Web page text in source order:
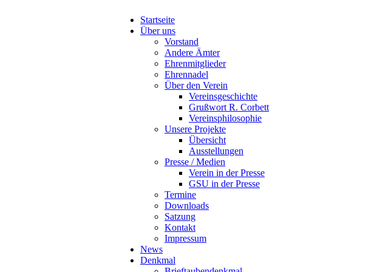
Startseite
Über uns
Vorstand
Andere Ämter
Ehrenmitglieder
Ehrennadel
Über den Verein
Vereinsgeschichte
Grußwort R. Corbett
Vereinsphilosophie
Unsere Projekte
Übersicht
Ausstellungen
Presse / Medien
Verein in der Presse
GSU in der Presse
Termine
Downloads
Satzung
Kontakt
Impressum
News
Denkmal